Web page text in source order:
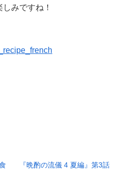
みですね！
『晩酌の流儀 4 夏編』第3話